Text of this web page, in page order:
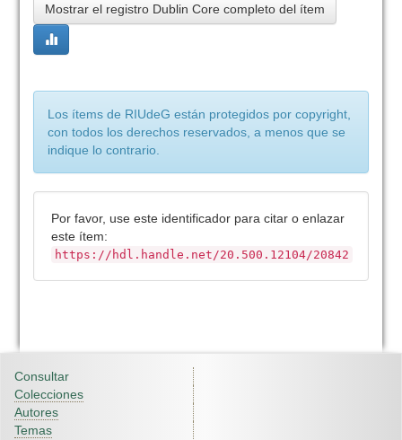
Mostrar el registro Dublin Core completo del ítem
Los ítems de RIUdeG están protegidos por copyright,
con todos los derechos reservados, a menos que se
indique lo contrario.
Por favor, use este identificador para citar o enlazar
este ítem:
https://hdl.handle.net/20.500.12104/20842
Consultar
Colecciones
Autores
Temas